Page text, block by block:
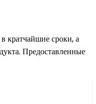
в кратчайшие сроки, а
Предоставленные